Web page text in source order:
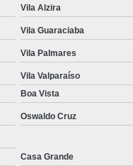
Vila Alzira
Vila Guaraciaba
Vila Palmares
Vila Valparaíso
Boa Vista
Oswaldo Cruz
Casa Grande